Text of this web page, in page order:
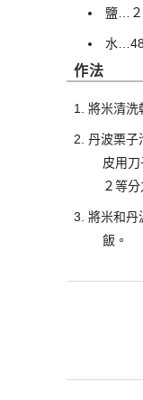
鹽…
水
作法
將米清洗
丹波栗子
皮用
２等
將米和丹
飯。